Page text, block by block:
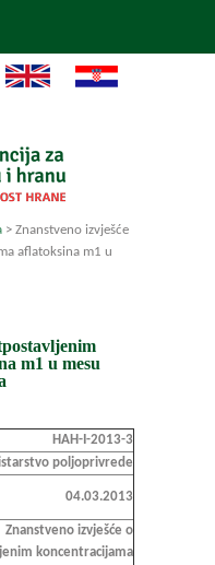
> Znanstveno izvješće
aflatoksina m1 u
m1 u mesu
HAH-I-2013-3
poljoprivrede
04.03.2013
Znanstveno izvješće o
koncentracijama